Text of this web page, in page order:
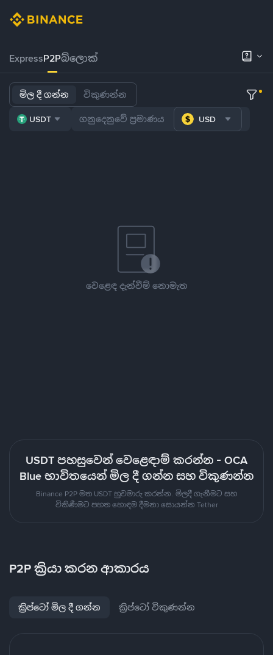
ExpressP2Pබ්ලොක්
මිල දී ගන්න විකුණන්න
USDT USD
වෙළෙඳ දැන්වීම් නොමැත
USDT පහසුවෙන් වෙළෙඳාම් කරන්න - OCA
Blue භාවිතයෙන් මිල දී ගන්න සහ විකුණන්න
Binance P2P මත USDT හුවමාරු කරන්න. මිලදී ගැනීමට සහ
විකිණීමට පහත හොඳම දීමනා සොයන්න Tether
P2P ක්‍රියා කරන ආකාරය
ක්‍රිප්ටෝ මිල දී ගන්න ක්‍රිප්ටෝ විකුණන්න